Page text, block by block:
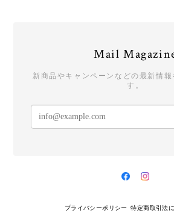
Mail
新商品やキャンペーンなどの最新情報
す。
プライバシーポリシー 特定商取引法